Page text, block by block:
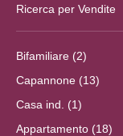
Ricerca per Vendite
Bifamiliare (2)
Capannone (13)
Casa ind. (1)
Appartamento (18)